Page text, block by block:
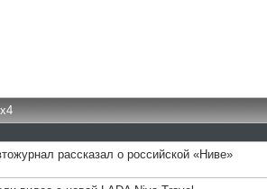
рассказал о российской «Ниве»